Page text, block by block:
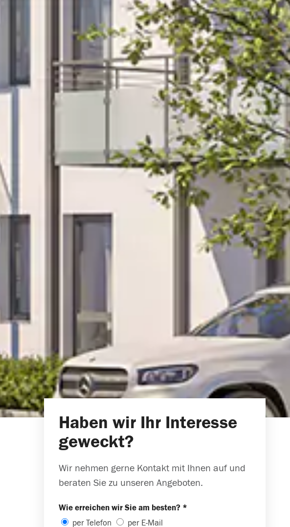
Haben wir Ihr Interesse
geweckt?
Wir nehmen gerne Kontakt mit Ihnen auf und
beraten Sie zu unseren Angeboten.
Wie erreichen wir Sie am besten? *
per Telefon per E-Mail